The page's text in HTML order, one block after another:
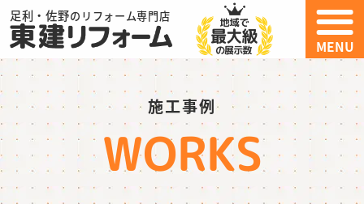
足利・佐野のリフォーム専門店
MENU
施工事例
WORKS